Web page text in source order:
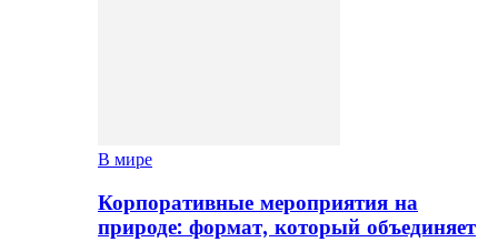
В мире
Корпоративные мероприятия на
природе: формат, который объединяет